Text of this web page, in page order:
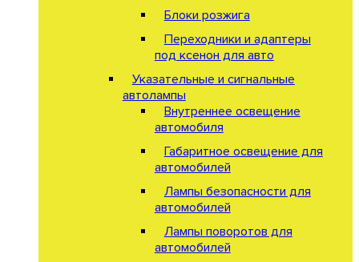
Блоки розжига
Переходники и адаптеры
под ксенон для авто
Указательные и сигнальные
автолампы
Внутреннее освещение
автомобиля
Габаритное освещение для
автомобилей
Лампы безопасности для
автомобилей
Лампы поворотов для
автомобилей